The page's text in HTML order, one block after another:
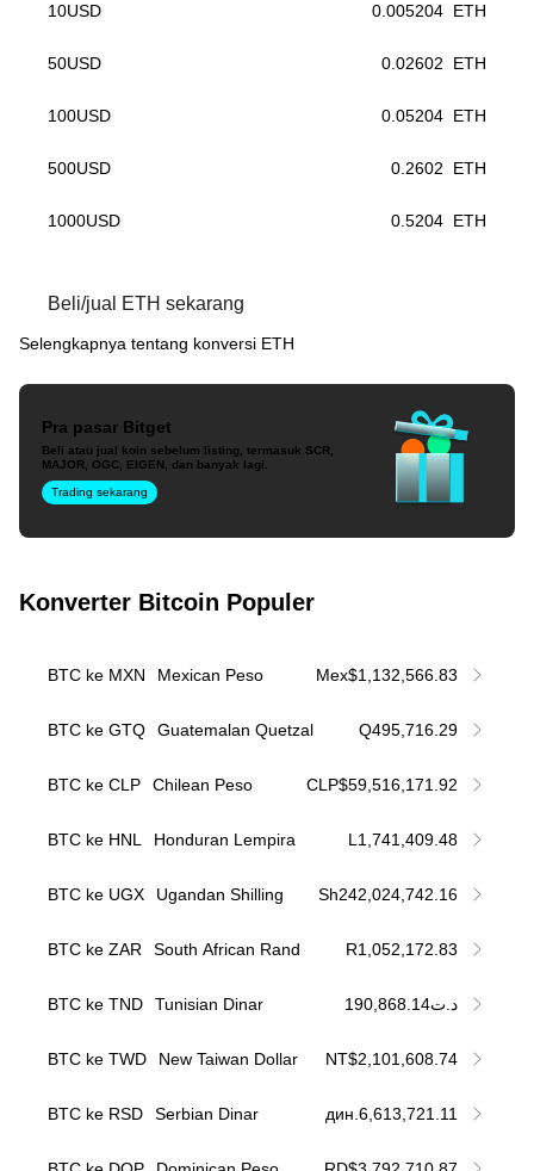
10USD 0.005204 ETH
50USD 0.02602 ETH
100USD 0.05204 ETH
500USD 0.2602 ETH
1000USD 0.5204 ETH
Beli/jual ETH sekarang
Selengkapnya tentang konversi ETH
Pra pasar Bitget
Beli atau jual koin sebelum listing, termasuk SCR,
MAJOR, OGC, EIGEN, dan banyak lagi.
Trading sekarang
Konverter Bitcoin Populer
BTC ke MXN Mexican Peso Mex$1,132,566.83
BTC ke GTQ Guatemalan Quetzal Q495,716.29
BTC ke CLP Chilean Peso CLP$59,516,171.92
BTC ke HNL Honduran Lempira L1,741,409.48
BTC ke UGX Ugandan Shilling Sh242,024,742.16
BTC ke ZAR South African Rand R1,052,172.83
BTC ke TND Tunisian Dinar د.ت190,868.14
BTC ke TWD New Taiwan Dollar NT$2,101,608.74
BTC ke RSD Serbian Dinar дин.6,613,721.11